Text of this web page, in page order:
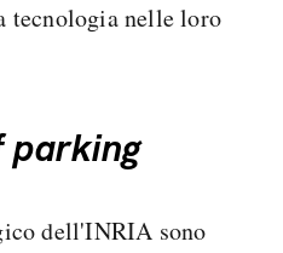
tecnologia nelle loro
parking
dell'INRIA sono